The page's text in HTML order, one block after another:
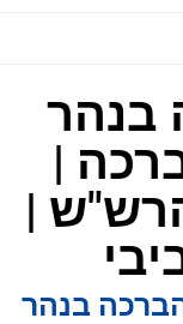
|
|
בנהר